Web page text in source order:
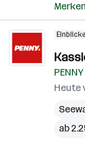
Merken
Einblicke
ab